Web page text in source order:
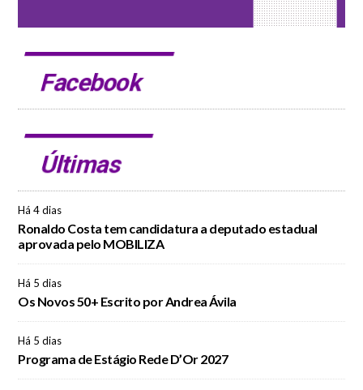
Facebook
Últimas
Há 4 dias
Ronaldo Costa tem candidatura a deputado estadual
aprovada pelo MOBILIZA
Há 5 dias
Os Novos 50+ Escrito por Andrea Ávila
Há 5 dias
Programa de Estágio Rede D’Or 2027